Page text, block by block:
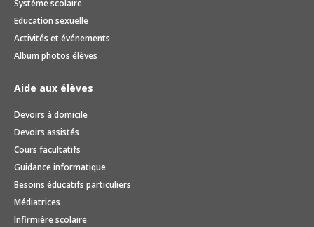
Système scolaire
Education sexuelle
Activités et événements
Album photos élèves
Aide aux élèves
Devoirs à domicile
Devoirs assistés
Cours facultatifs
Guidance informatique
Besoins éducatifs particuliers
Médiatrices
Infirmière scolaire